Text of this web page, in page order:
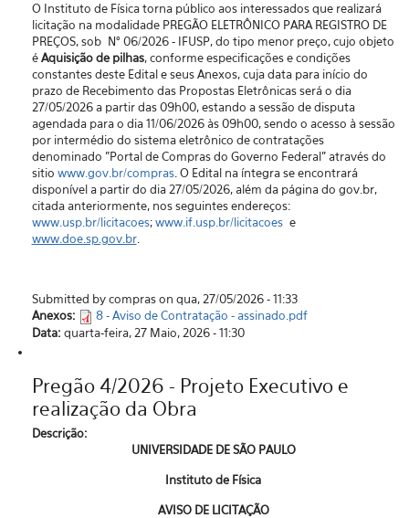
O Instituto de Física torna público aos interessados que realizará
licitação na modalidade PREGÃO ELETRÔNICO PARA REGISTRO DE
PREÇOS, sob N° 06/2026 - IFUSP, do tipo menor preço, cujo objeto
éAquisição de pilhas, conforme especificações e condições
constantes deste Edital e seus Anexos, cuja data para início do
prazo de Recebimento das Propostas Eletrônicas será o dia
27/05/2026 a partir das 09h00, estando a sessão de disputa
agendada para o dia 11/06/2026 às 09h00, sendo o acesso à sessão
por intermédio do sistema eletrônico de contratações
denominado "Portal de Compras do Governo Federal” através do
sitio www.gov.br/compras. O Edital na íntegra se encontrará
disponível a partir do dia 27/05/2026, além da página do gov.br,
citada anteriormente, nos seguintes endereços:
www.usp.br/licitacoes;www.if.usp.br/licitacoese
www.doe.sp.gov.br.
Submitted by compras on qua, 27/05/2026 - 11:33
Anexos:
8 - Aviso de Contratação - assinado.pdf
Data: quarta-feira, 27 Maio, 2026 - 11:30
Pregão 4/2026 - Projeto Executivo e
realização da Obra
Descrição:
UNIVERSIDADE DE SÃO PAULO
Instituto de Física
AVISO DE LICITAÇÃO